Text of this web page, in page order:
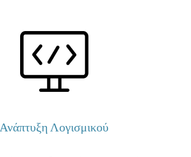
Ανάπτυξη Λογισμικού